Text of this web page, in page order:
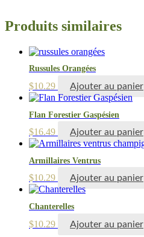
Produits similaires
Russules Orangées
$10.29 Ajouter au panier
Flan Forestier Gaspésien
$16.49 Ajouter au panier
Armillaires Ventrus
$10.29 Ajouter au panier
Chanterelles
$10.29 Ajouter au panier